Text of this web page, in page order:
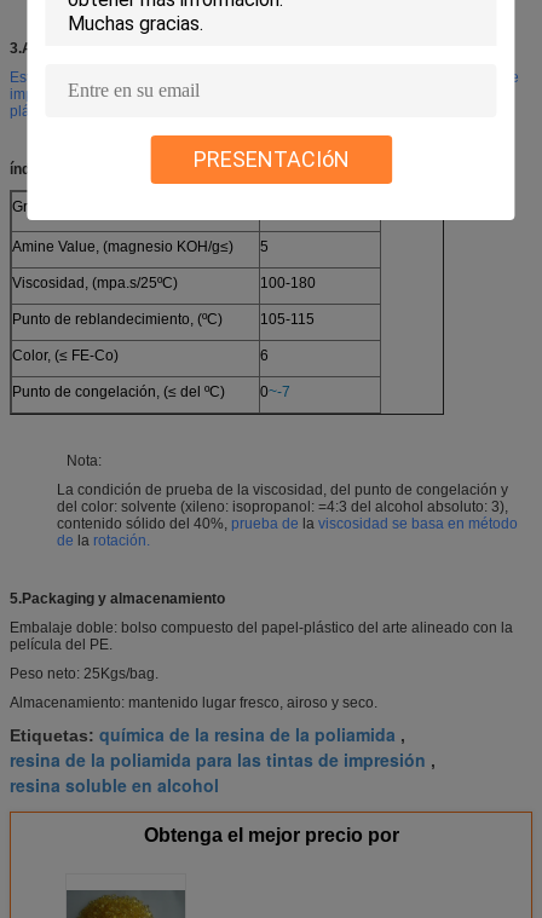
PRESENTACIóN
3.Application
Este tipo de resina se utiliza en los elementos siguientes, tales como tintas de
impresión del fotograbado, tintas de papel, tintas de impresión de la película
plástica, sobreimprimiendo los barnices etc.
índice
Grado de acidez, (magnesio KOH/g≤)
Amine Value, (magnesio KOH/g≤) 5
Viscosidad, (mpa.s/25ºC) 100-180
Punto de reblandecimiento, (ºC) 105-115
Color, (≤ FE-Co) 6
Punto de congelación, (≤ del ºC) 0~-7
Nota:
La condición de prueba de la viscosidad, del punto de congelación y
del color: solvente (xileno: isopropanol: =4:3 del alcohol absoluto: 3),
contenido sólido del 40%, prueba de laviscosidad se basa en método
de la rotación.
5.Packaging y almacenamiento
Embalaje doble: bolso compuesto del papel-plástico del arte alineado con la
película del PE.
Peso neto: 25Kgs/bag.
Almacenamiento: mantenido lugar fresco, airoso y seco.
Etiquetas: química de la resina de la poliamida ,
resina de la poliamida para las tintas de impresión ,
resina soluble en alcohol
Obtenga el mejor precio por